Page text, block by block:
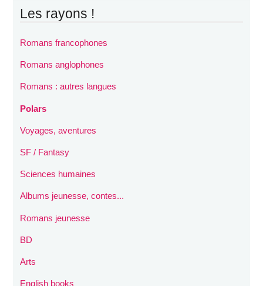
Les rayons !
Romans francophones
Romans anglophones
Romans : autres langues
Polars
Voyages, aventures
SF / Fantasy
Sciences humaines
Albums jeunesse, contes...
Romans jeunesse
BD
Arts
English books